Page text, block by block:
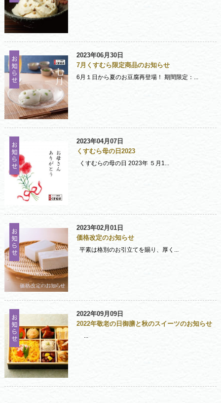
2023年06月30日
7月くすむら限定商品のお知らせ
6月１日から夏のお豆腐再登場！ 期間限定：...
2023年04月07日
くすむら母の日2023
くすむらの母の日 2023年 ５月1...
2023年02月01日
価格改定のお知らせ
平素は格別のお引立てを賜り、厚く...
2022年09月09日
2022年敬老の日御膳と秋のスイーツのお知らせ